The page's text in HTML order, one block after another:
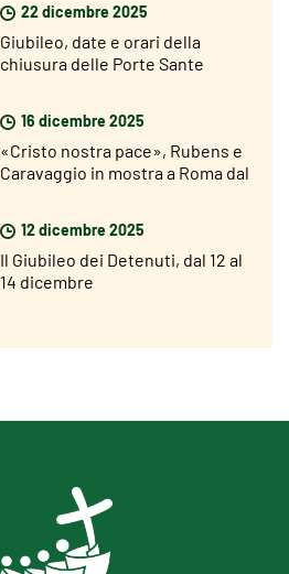
22 dicembre 2025
Giubileo, date e orari della
chiusura delle Porte Sante
16 dicembre 2025
«Cristo nostra pace», Rubens e
Caravaggio in mostra a Roma dal
12 dicembre 2025
Il Giubileo dei Detenuti, dal 12 al
14 dicembre